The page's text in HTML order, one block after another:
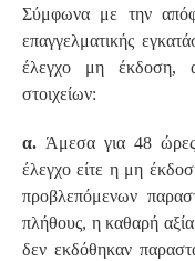
Σύμφωνα με την
επαγγελματικής
έλεγχο μη έκδοση,
στοιχείων:
α. Άμεσα για 48
έλεγχο είτε η μη
προβλεπόμενων
πλήθους, η καθαρή
δεν εκδόθηκαν